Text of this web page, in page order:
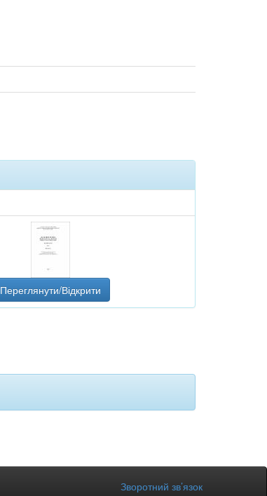
Переглянути/Відкрити
Зворотний зв’язок